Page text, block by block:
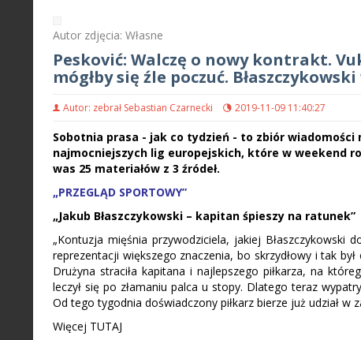
Autor zdjęcia: Własne
Pesković: Walczę o nowy kontrakt.
mógłby się źle poczuć.
Autor: zebrał Sebastian Czarnecki 2019-11-09 11:40:27
Sobotnia prasa - jak co tydzień - to zbiór
najmocniejszych lig europejskich, które w weekend
was 25 materiałów z 3 źródeł.
„PRZEGLĄD SPORTOWY”
„Jakub Błaszczykowski – kapitan śpieszy na ratunek”
„Kontuzja mięśnia przywodziciela, jakiej Błaszczykowski
reprezentacji większego znaczenia, bo skrzydłowy i tak
Drużyna straciła kapitana i najlepszego piłkarza, na
leczył się po złamaniu palca u stopy. Dlatego teraz
Od tego tygodnia doświadczony piłkarz bierze już udział w
Więcej TUTAJ